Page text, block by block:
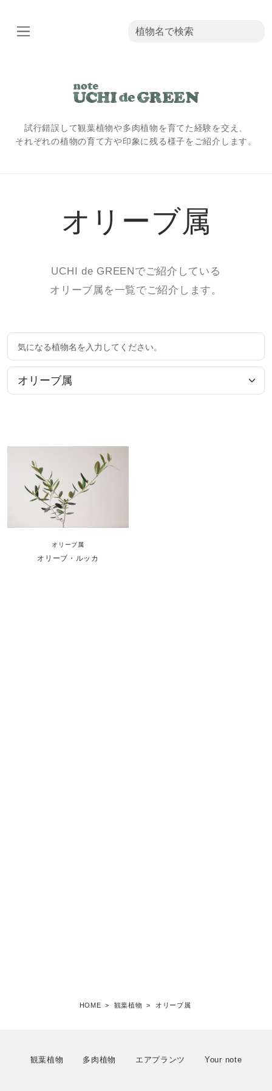
試行錯誤して観葉植物や多肉植物を育てた経験を交え、
それぞれの植物の育て方や印象に残る様子をご紹介します。
オリーブ属
UCHI de GREENでご紹介している
オリーブ属を一覧でご紹介します。
オリーブ属
オリーブ・ルッカ
HOME > 観葉植物 > オリーブ属
観葉植物 多肉植物 エアプランツ Your note